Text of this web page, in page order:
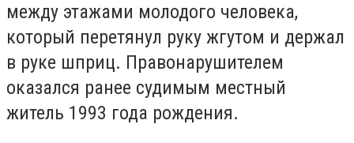
между этажами молодого человека,
который перетянул руку жгутом и держал
в руке шприц. Правонарушителем
оказался ранее судимым местный
житель 1993 года рождения.